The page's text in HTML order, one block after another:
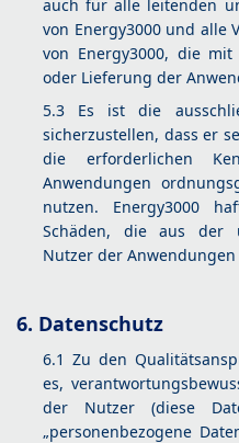
auch für alle leitenden
von Energy3000 und alle
von Energy3000, die
oder Lieferung der
5.3 Es ist die
sicherzustellen, dass er
die erforderlichen
Anwendungen
nutzen. Energy3000
Schäden, die aus der
Nutzer der
6. Datenschutz
6.1 Zu den
es,
der Nutzer (diese
„personenbezogene